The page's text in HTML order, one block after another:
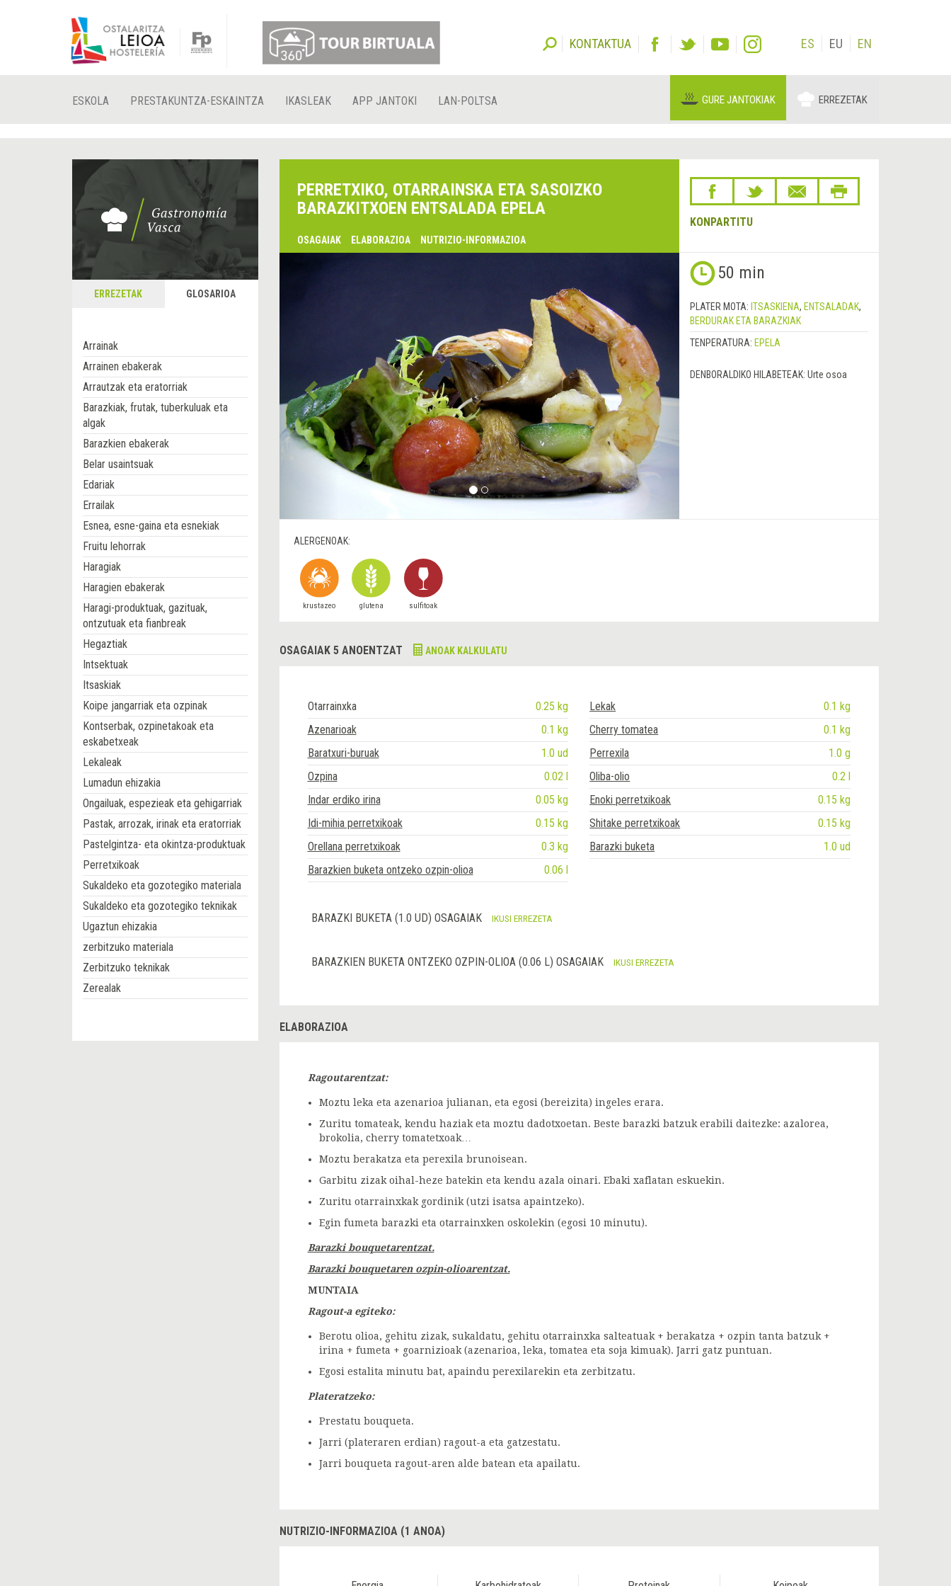
KONTAKTUA ES EU EN
ESKOLA PRESTAKUNTZA-ESKAINTZA IKASLEAK APP JANTOKI LAN-POLTSA GURE JANTOKIAK ERREZETAK
ERREZETAK GLOSARIOA
Arrainak
Arrainen ebakerak
Arrautzak eta eratorriak
Barazkiak, frutak, tuberkuluak eta
algak
Barazkien ebakerak
Belar usaintsuak
Edariak
Errailak
Esnea, esne-gaina eta esnekiak
Fruitu lehorrak
Haragiak
Haragien ebakerak
Haragi-produktuak, gazituak,
ontzutuak eta fianbreak
Hegaztiak
Intsektuak
Itsaskiak
Koipe jangarriak eta ozpinak
Kontserbak, ozpinetakoak eta
eskabetxeak
Lekaleak
Lumadun ehizakia
Ongailuak, espezieak eta gehigarriak
Pastak, arrozak, irinak eta eratorriak
Pastelgintza- eta okintza-produktuak
Perretxikoak
Sukaldeko eta gozotegiko materiala
Sukaldeko eta gozotegiko teknikak
Ugaztun ehizakia
zerbitzuko materiala
Zerbitzuko teknikak
Zerealak
PERRETXIKO, OTARRAINSKA ETA SASOIZKO
BARAZKITXOEN ENTSALADA EPELA
OSAGAIAK ELABORAZIOA NUTRIZIO-INFORMAZIOA
KONPARTITU
Hurrengoa
&rsaquo; 50 min
PLATER MOTA: ITSASKIENA, ENTSALADAK,
BERDURAK ETA BARAZKIAK
TENPERATURA: EPELA
DENBORALDIKO HILABETEAK: Urte osoa
ALERGENOAK:
krustazeo glutena sulfitoak
OSAGAIAK 5 ANOENTZAT ANOAK KALKULATU
Otarrainxka 0.25 kg Lekak
0.1 kg
Azenarioak
0.1 kg Cherry tomatea
0.1 kg
Baratxuri-buruak
1.0 ud Perrexila
1.0 g
Ozpina
0.02 l Oliba-olio
0.2 l
Indar erdiko irina
0.05 kg Enoki perretxikoak
0.15 kg
Idi-mihia perretxikoak
0.15 kg Shitake perretxikoak
0.15 kg
Orellana perretxikoak
0.3 kg Barazki buketa
1.0 ud
Barazkien buketa ontzeko ozpin-olioa
0.06 l
BARAZKI BUKETA (1.0 UD) OSAGAIAK IKUSI ERREZETA
BARAZKIEN BUKETA ONTZEKO OZPIN-OLIOA (0.06 L) OSAGAIAK IKUSI ERREZETA
ELABORAZIOA
Ragoutarentzat:
Moztu leka eta azenarioa julianan, eta egosi (bereizita) ingeles erara.
Zuritu tomateak, kendu haziak eta moztu dadotxoetan. Beste barazki batzuk erabili daitezke: azalorea,
brokolia, cherry tomatetxoak…
Moztu berakatza eta perexila brunoisean.
Garbitu zizak oihal-heze batekin eta kendu azala oinari. Ebaki xaflatan eskuekin.
Zuritu otarrainxkak gordinik (utzi isatsa apaintzeko).
Egin fumeta barazki eta otarrainxken oskolekin (egosi 10 minutu).
Barazki bouquetarentzat.
Barazki bouquetaren ozpin-olioarentzat.
MUNTAIA
Ragout-a egiteko:
Berotu olioa, gehitu zizak, sukaldatu, gehitu otarrainxka salteatuak + berakatza + ozpin tanta batzuk +
irina + fumeta + goarnizioak (azenarioa, leka, tomatea eta soja kimuak). Jarri gatz puntuan.
Egosi estalita minutu bat, apaindu perexilarekin eta zerbitzatu.
Plateratzeko:
Prestatu bouqueta.
Jarri (plateraren erdian) ragout-a eta gatzestatu.
Jarri bouqueta ragout-aren alde batean eta apailatu.
NUTRIZIO-INFORMAZIOA (1 ANOA)